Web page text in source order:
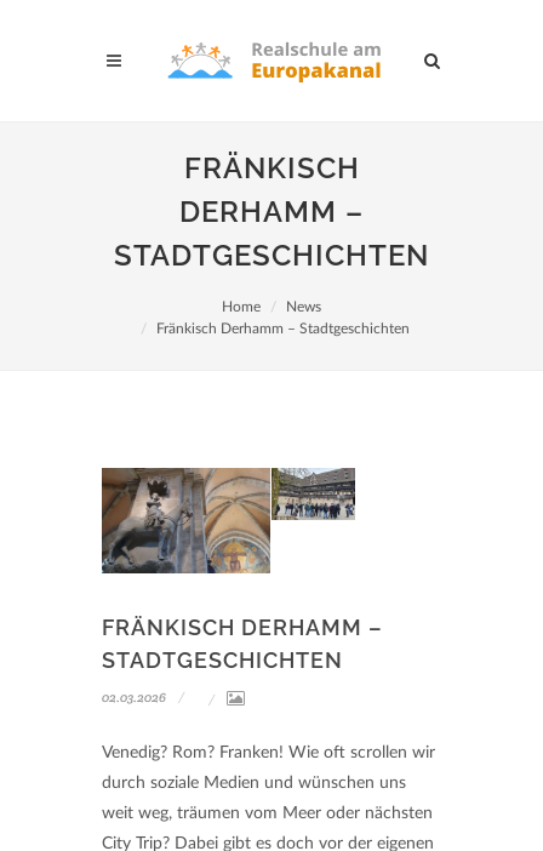
FRÄNKISCH
DERHAMM –
STADTGESCHICHTEN
Home
News
Fränkisch Derhamm – Stadtgeschichten
FRÄNKISCH DERHAMM –
STADTGESCHICHTEN
02.03.2026
Venedig? Rom? Franken! Wie oft scrollen wir
durch soziale Medien und wünschen uns
weit weg, träumen vom Meer oder nächsten
City Trip? Dabei gibt es doch vor der eigenen